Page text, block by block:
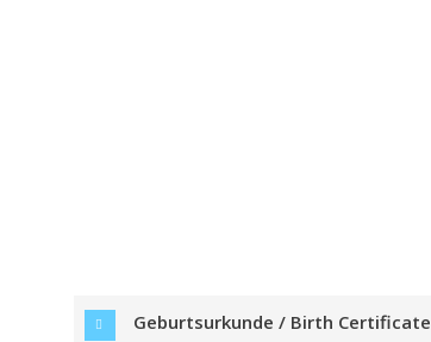
Geburtsurkunde / Birth Certificate